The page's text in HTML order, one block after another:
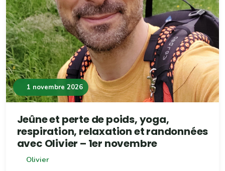
1 novembre 2026
Jeûne et perte de poids, yoga,
respiration, relaxation et randonnées
avec Olivier – 1er novembre
Olivier